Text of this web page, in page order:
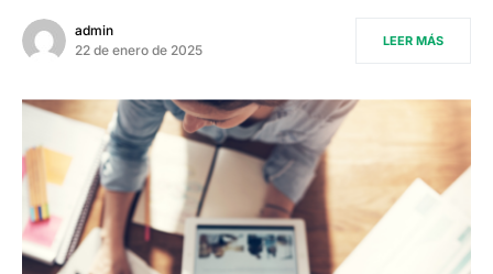
admin
22 de enero de 2025
LEER MÁS